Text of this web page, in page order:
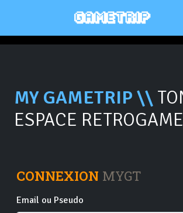
MY GAMETRIP \\
ESPACE
CONNEXION MYGT
Email ou Pseudo